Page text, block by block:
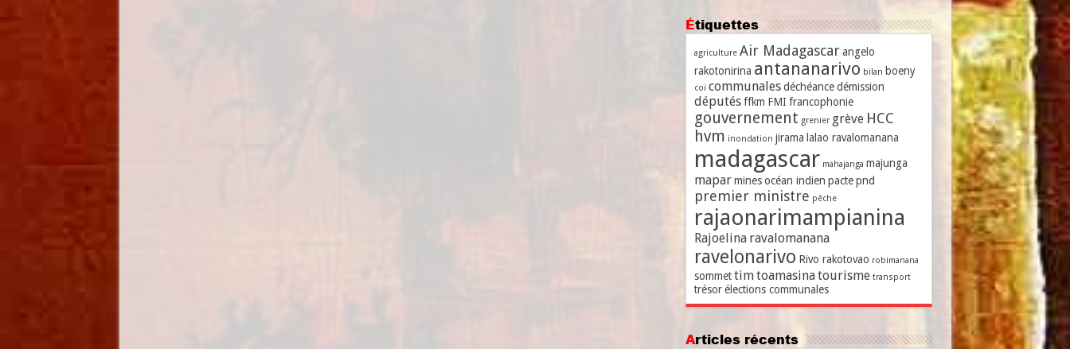
Étiquettes
agriculture Air Madagascar angelo
rakotonirina antananarivo bilan boeny
coi communales déchéance démission
députés ffkm FMI francophonie
gouvernement grenier grève HCC
hvm inondation jirama lalao ravalomanana
madagascar mahajanga majunga
mapar mines océan indien pacte pnd
premier ministre pêche
rajaonarimampianina
Rajoelina ravalomanana
ravelonarivo Rivo rakotovao robimanana
sommet timtoamasinatourisme transport
trésor élections communales
Articles récents